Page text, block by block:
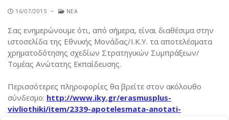
Erasmus+ 2021 – 2027
Κινητικότητα / ΚΑ131 Erasmus+
Κινητικότητα για σπουδές
Κινητικότητα για πρακτική
Κινητικότητα για διδασκαλία
Κινητικότητα για επιμόρφωση
Πληροφορίες
Δήλωση Πολιτικής ERASMUS+ 2014 – 2020
Πανεπιστημιακός χάρτης Erasmus+ 2014 – 2020
Δήλωση Πολιτικής ERASMUS+ 2021- 2027
Πανεπιστημιακός χάρτης Erasmus+ 2021 – 2027
Επικοινωνία
Welcome
Incoming student information
16/07/2015 ~ ΝΈΑ
Σας ενημερώνουμε ότι, από σήμερα, είναι διαθέσιμα στην
ιστοσελίδα της Εθνικής Μονάδας/Ι.Κ.Υ. τα αποτελέσματα
χρηματοδότησης σχεδίων Στρατηγικών Συμπράξεων/
Τομέας Ανώτατης Εκπαίδευσης.
Περισσότερες πληροφορίες θα βρείτε στον ακόλουθο
σύνδεσμο: http://www.iky.gr/erasmusplus-
vivliothiki/item/2339-apotelesmata-anotati-